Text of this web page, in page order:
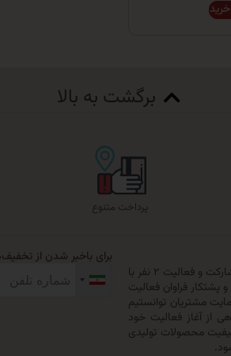
برگشت به بالا
پرداخت متنوع
گروه تولیدی حیدرخواب ترنج در سال ۱۳۷۹ با خرید یک دستگاه حلاجی و با مشارکت و فعالیت ۲ نفر با
فراوان فعالیت
مشتریان توانستیم
کوتاهی از آغاز فعالیت خود
محصولات تولیدی
برای باخبر شدن از